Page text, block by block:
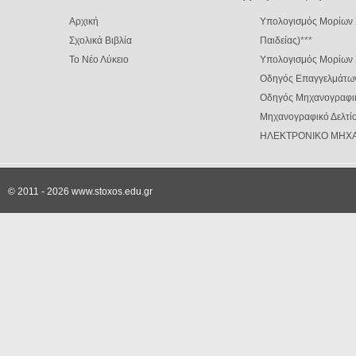
Αρχική
Σχολικά Βιβλία
Το Νέο Λύκειο
Υπολογισμός Μορίων
Παιδείας)***
Υπολογισμός
Οδηγός
Οδηγός
Μηχανογραφικό
ΗΛΕΚΤΡΟΝΙΚΟ
© 2011 - 2026 www.stoxos.edu.gr